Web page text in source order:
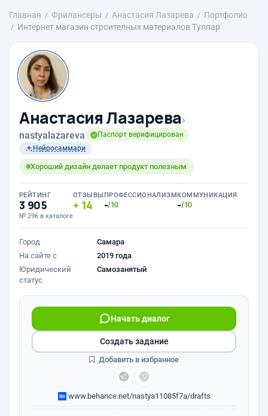
Главная Фрилансеры Анастасия Лазарева
Портфолио
Интернет магазин строителных материалов Тулпар
Анастасия Лазарева›
nastyalazareva
Паспорт верифицирован
Нейросаммари
Хороший дизайн делает продукт полезным
РЕЙТИНГ
3 905
№ 296 в каталоге
ОТЗЫВЫ
14
ПРОФЕССИОНАЛИЗМ
-/10
КОММУНИКАЦИЯ
-/10
Город
Самара
На сайте с
2019 года
Юридический
статус
Самозанятый
Начать диалог
www.behance.net/nastya11085f7a/drafts
Создать задание
Добавить в избранное